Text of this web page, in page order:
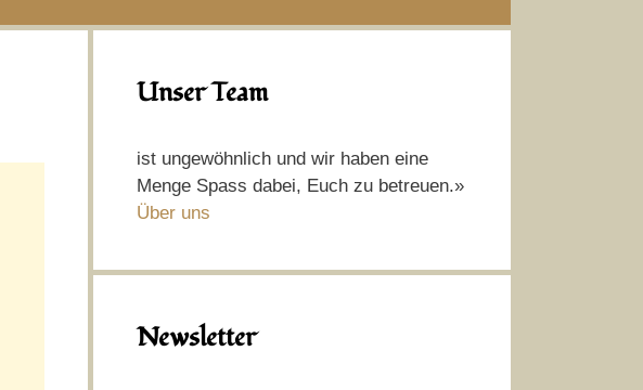
Unser Team
ist ungewöhnlich und wir haben eine
Menge Spass dabei, Euch zu betreuen.»
Über uns
Newsletter